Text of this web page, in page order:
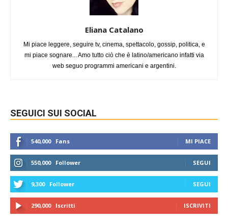
Eliana Catalano
Mi piace leggere, seguire tv, cinema, spettacolo, gossip, politica, e
mi piace sognare... Amo tutto ciò che è latino/americano infatti via
web seguo programmi americani e argentini.
SEGUICI SUI SOCIAL
540,000 Fans MI PIACE
550,000 Follower SEGUI
9,300 Follower SEGUI
290,000 Iscritti ISCRIVITI